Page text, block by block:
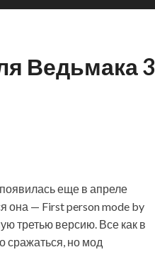
Ведьмака 3
еще в апреле
она — First person mode by
третью версию. Все как в
сражаться, но мод